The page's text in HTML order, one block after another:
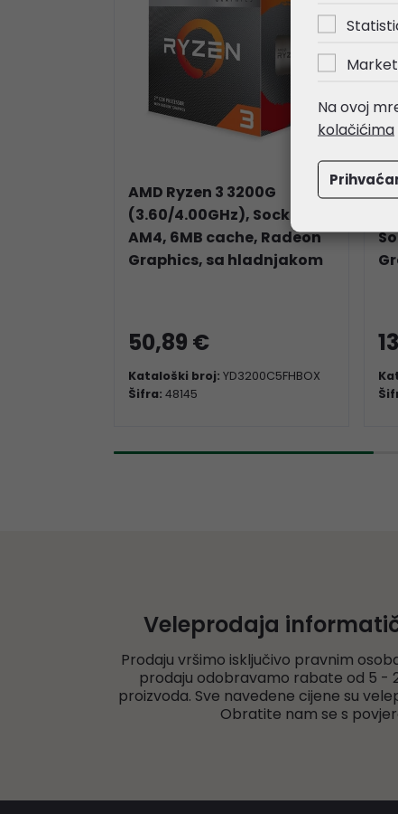
AMD Ryzen 3 3200G
(3.60/4.00GHz), Socket
AM4, 6MB cache, Radeon
Graphics, sa hladnjakom
50,89 €
Kataloški broj: YD3200C5FHBOX
Šifra: 48145
Veleprodaja
Prodaju vršimo isključivo pravnim
prodaju odobravamo rabate od 5 -
proizvoda. Sve navedene cijene su
Obratite nam se s
Na ovoj
kolačićima